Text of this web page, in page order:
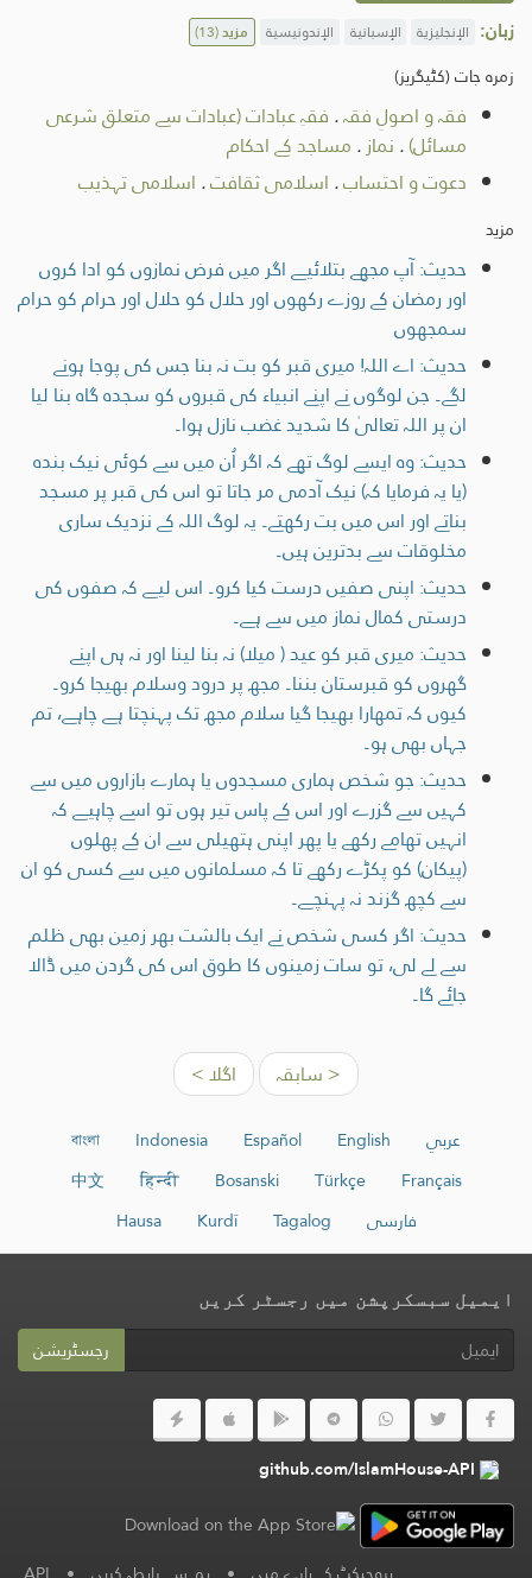
زبان: الإنجليزية الإسبانية الإندونيسية مزید(13)
زمرہ جات (کٹیگریز)
فقہ و اصولِ فقہ. فقہِ عبادات (عبادات سے متعلق شرعی
مسائل). نماز . مساجد کے احکام
دعوت و احتساب. اسلامی ثقافت. اسلامی تہذیب
مزید
حدیث: آپ مجھے بتلائیے اگر میں فرض نمازوں کو ادا کروں
اور رمضان کے روزے رکھوں اور حلال کو حلال اور حرام کو حرام
سمجھوں
حدیث: اے اللہ! میری قبر کو بت نہ بنا جس کی پوجا ہونے
لگے۔ جن لوگوں نے اپنے انبیاء کی قبروں کو سجدہ گاہ بنا لیا
ان پر اللہ تعالیٰ کا شدید غضب نازل ہوا۔
حدیث: وہ ایسے لوگ تھے کہ اگر اُن میں سے کوئی نیک بندہ
(یا یہ فرمایا کہ) نیک آدمی مر جاتا تو اس کی قبر پر مسجد
بناتے اور اس میں بت رکھتے۔ یہ لوگ اللہ کے نزدیک ساری
مخلوقات سے بدترین ہیں۔
حدیث: اپنی صفیں درست کیا کرو۔ اس لیے کہ صفوں کی
درستی کمال نماز میں سے ہے۔
حدیث: میری قبر کو عید ( میلا) نہ بنا لینا اور نہ ہی اپنے
گھروں کو قبرستان بننا۔ مجھ پر درود وسلام بھیجا کرو۔
کیوں کہ تمھارا بھیجا گیا سلام مجھ تک پہنچتا ہے چاہے، تم
جہاں بھی ہو۔
حدیث: جو شخص ہماری مسجدوں یا ہمارے بازاروں میں سے
کہیں سے گزرے اور اس کے پاس تیر ہوں تو اسے چاہیے کہ
انہیں تھامے رکھے یا پھر اپنی ہتھیلی سے ان کے پھلوں
(پیکان) کو پکڑے رکھے تا کہ مسلمانوں میں سے کسی کو ان
سے کچھ گزند نہ پہنچے۔
حدیث: اگر کسی شخص نے ایک بالشت بھر زمین بھی ظلم
سے لے لی، تو سات زمینوں کا طوق اس کی گردن میں ڈالا
جائے گا۔
< سابقہ اگلا >
عربي English
Español
Indonesia
বাংলা
Français
Türkçe
Bosanski
हिन्दी
中文
فارسی
Tagalog
Kurdî
Hausa
ایمیل سبسکرپشن میں رجسٹر کریں
رجسٹریشن
github.com/IslamHouse-API